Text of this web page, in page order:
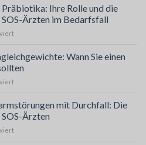
Ihre Rolle und die
Ärzten im Bedarfsfall
für
et
Prébiotiques
:
Leur
et
l’Importance
SOS
Wann Sie einen
für
Microbiens
Quand
Faire
mit Durchfall: Die
Ärzten
für